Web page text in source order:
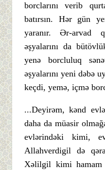
borclarını verib
batırsın. Hər gün
yaranır. Ər-arvad
əşyalarını da
yenə borcluluq
əşyalarını yeni dəbə
keçdi, yemə, içmə
...Deyirəm, kənd
daha da müasir
evlərindəki kimi,
Allahverdigil də
Xəlilgil kimi hamam